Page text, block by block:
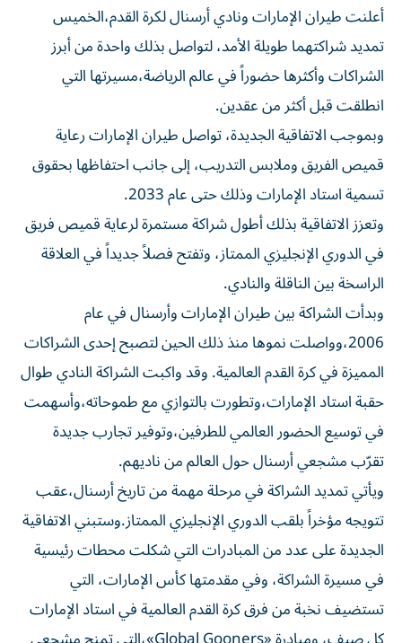
‌أعلنت طيران الإمارات ونادي أرسنال لكرة القدم،الخميس
تمديد شراكتهما طويلة الأمد، لتواصل بذلك واحدة من أبرز
الشراكات وأكثرها حضوراً في عالم الرياضة،مسيرتها التي
انطلقت قبل أكثر من عقدين.
وبموجب الاتفاقية الجديدة، تواصل طيران الإمارات رعاية
قميص الفريق وملابس التدريب، إلى جانب احتفاظها بحقوق
تسمية استاد الإمارات وذلك حتى عام 2033.
وتعزز الاتفاقية بذلك أطول شراكة مستمرة لرعاية قميص فريق
في الدوري الإنجليزي الممتاز، وتفتح فصلاً جديداً في العلاقة
الراسخة بين الناقلة والنادي.
وبدأت الشراكة بين طيران الإمارات وأرسنال في عام
2006،وواصلت نموها منذ ذلك الحين لتصبح إحدى الشراكات
المميزة في كرة القدم العالمية. وقد واكبت الشراكة النادي طوال
حقبة استاد الإمارات،وتطورت بالتوازي مع طموحاته،وأسهمت
في توسيع الحضور العالمي للطرفين،وتوفير تجارب جديدة
تقرّب مشجعي أرسنال حول العالم من ناديهم.
ويأتي تمديد الشراكة في مرحلة مهمة من تاريخ أرسنال،عقب
تتويجه مؤخراً بلقب الدوري الإنجليزي الممتاز.وستبني الاتفاقية
الجديدة على عدد من المبادرات التي شكلت محطات رئيسية
في مسيرة الشراكة، وفي مقدمتها كأس الإمارات، التي
تستضيف نخبة من فرق كرة القدم العالمية في استاد الإمارات